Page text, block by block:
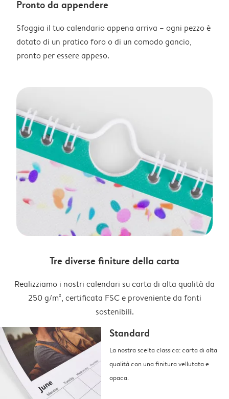
Pronto da appendere
Sfoggia il tuo calendario appena arriva – ogni pezzo è
dotato di un pratico foro o di un comodo gancio,
pronto per essere appeso.
Tre diverse finiture della carta
Realizziamo i nostri calendari su carta di alta qualità da
250 g/m², certificata FSC e proveniente da fonti
sostenibili.
Standard
La nostra scelta classica: carta di alta
qualità con una finitura vellutata e
opaca.